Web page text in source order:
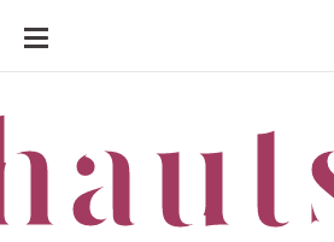
ALLER
CONTENU